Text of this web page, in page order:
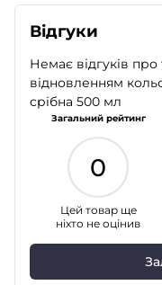
Відгуки
Немає відгуків
відновленням
срібна 500 мл
Загальний рейтинг
0
Цей товар ще
ніхто не оцінив